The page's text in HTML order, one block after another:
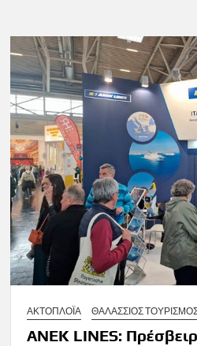
ΑΚΤΟΠΛΟΪΑ ΘΑΛΑΣΣΙΟΣ
ΑNEK LINES: